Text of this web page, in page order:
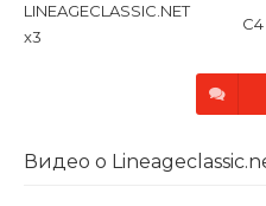
LINEAGECLASSIC.NET
x3
C4
Видео о